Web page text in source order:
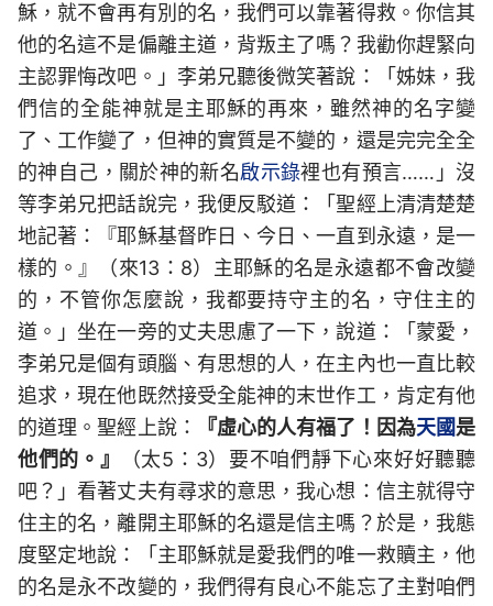
穌，就不會再有別的名，我們可以靠著得救。你信其
他的名這不是偏離主道，背叛主了嗎？我勸你趕緊向
主認罪悔改吧。」李弟兄聽後微笑著說：「姊妹，我
們信的全能神就是主耶穌的再來，雖然神的名字變
了、工作變了，但神的實質是不變的，還是完完全全
的神自己，關於神的新名啟示錄裡也有預言……」沒
等李弟兄把話說完，我便反駁道：「聖經上清清楚楚
地記著：『耶穌基督昨日、今日、一直到永遠，是一
樣的。』（來13：8）主耶穌的名是永遠都不會改變
的，不管你怎麼說，我都要持守主的名，守住主的
道。」坐在一旁的丈夫思慮了一下，說道：「蒙愛，
李弟兄是個有頭腦、有思想的人，在主內也一直比較
追求，現在他既然接受全能神的末世作工，肯定有他
的道理。聖經上說：
『虛心的人有福了！因為天國是
他們的。』
（太5：3）要不咱們靜下心來好好聽聽
吧？」看著丈夫有尋求的意思，我心想：信主就得守
住主的名，離開主耶穌的名還是信主嗎？於是，我態
度堅定地說：「主耶穌就是愛我們的唯一救贖主，他
的名是永不改變的，我們得有良心不能忘了主對咱們